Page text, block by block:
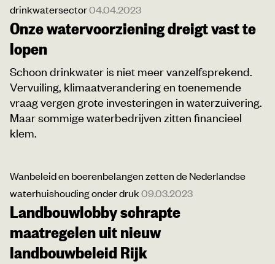
drinkwatersector04.04.2023
Onze watervoorziening dreigt vast te
lopen
Schoon drinkwater is niet meer vanzelfsprekend.
Vervuiling, klimaatverandering en toenemende
vraag vergen grote investeringen in waterzuivering.
Maar sommige waterbedrijven zitten financieel
klem.
Wanbeleid en boerenbelangen zetten de Nederlandse
waterhuishouding onder druk09.03.2023
Landbouwlobby schrapte
maatregelen uit nieuw
landbouwbeleid Rijk